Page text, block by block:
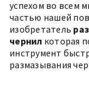
успехом во всем
частью нашей
изобретатель
чернил которая
инструмент
размазывания